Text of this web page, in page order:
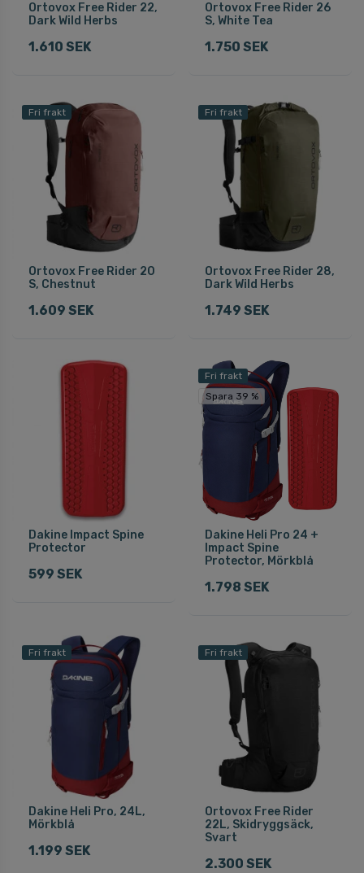
Ortovox Free Rider 22,
Dark Wild Herbs
1.610 SEK
Ortovox Free Rider 26
S, White Tea
1.750 SEK
Fri frakt
Ortovox Free Rider 20
S, Chestnut
1.609 SEK
Fri frakt
Ortovox Free Rider 28,
Dark Wild Herbs
1.749 SEK
Dakine Impact Spine
Protector
599 SEK
Fri frakt
Spara 39 %
Dakine Heli Pro 24 +
Impact Spine
Protector, Mörkblå
1.798 SEK
Fri frakt
Dakine Heli Pro, 24L,
Mörkblå
1.199 SEK
Fri frakt
Ortovox Free Rider
22L, Skidryggsäck,
Svart
2.300 SEK